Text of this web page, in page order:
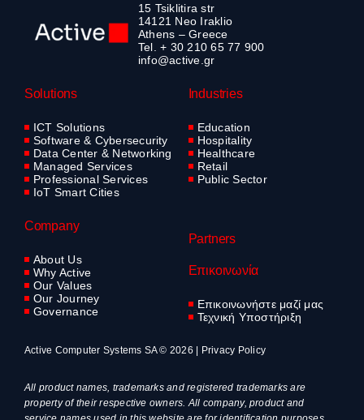
15 Tsiklitira str
14121 Neo Iraklio
Athens – Greece
Tel. + 30 210 65 77 900
info@active.gr
Solutions
ICT Solutions
Software & Cybersecurity
Data Center & Networking
Managed Services
Professional Services
IoT Smart Cities
Industries
Education
Hospitality
Healthcare
Retail
Public Sector
Company
About Us
Why Active
Our Values
Our Journey
Governance
Partners
Επικοινωνία
Επικοινωνήστε μαζί μας
Τεχνική Υποστήριξη
Active Computer Systems SA © 2026 | Privacy Policy
All product names, trademarks and registered trademarks are
property of their respective owners. All company, product and